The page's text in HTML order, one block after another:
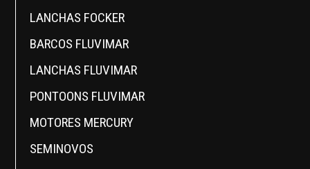
LANCHAS FOCKER
BARCOS FLUVIMAR
LANCHAS FLUVIMAR
PONTOONS FLUVIMAR
MOTORES MERCURY
SEMINOVOS